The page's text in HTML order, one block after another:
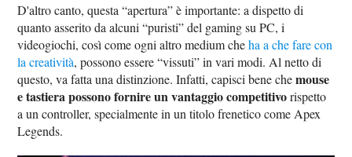
D'altro canto, questa “apertura” è importante: a dispetto di
quanto asserito da alcuni “puristi” del gaming su PC, i
videogiochi, così come ogni altro medium cheha a che fare con
la creatività, possono essere “vissuti” in vari modi. Al netto di
questo, va fatta una distinzione. Infatti, capisci bene chemouse
e tastiera possono fornire un vantaggio competitivorispetto
a un controller, specialmente in un titolo frenetico come Apex
Legends.